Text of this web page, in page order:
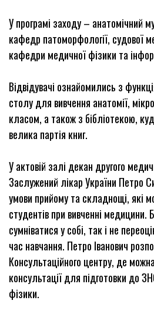
У програмі заходу – анатомічний
кафедр патоморфології, судової
кафедри медичної фізики та
Відвідувачі ознайомились з
столу для вивчення анатомії,
класом, а також з бібліотекою,
велика партія книг.
У актовій залі декан другого
Заслужений лікар України Петро
умови прийому та складнощі, які
студентів при вивченні медицини.
сумніватися у собі, так і не
час навчання. Петро Іванович
Консультаційного центру, де
консультації для підготовки до
фізики.